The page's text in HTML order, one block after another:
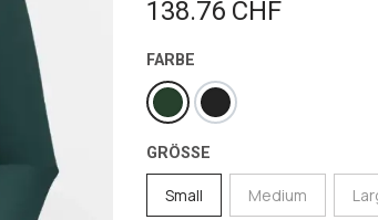
138.76 CHF
FARBE
GRÖSSE
Small Medium